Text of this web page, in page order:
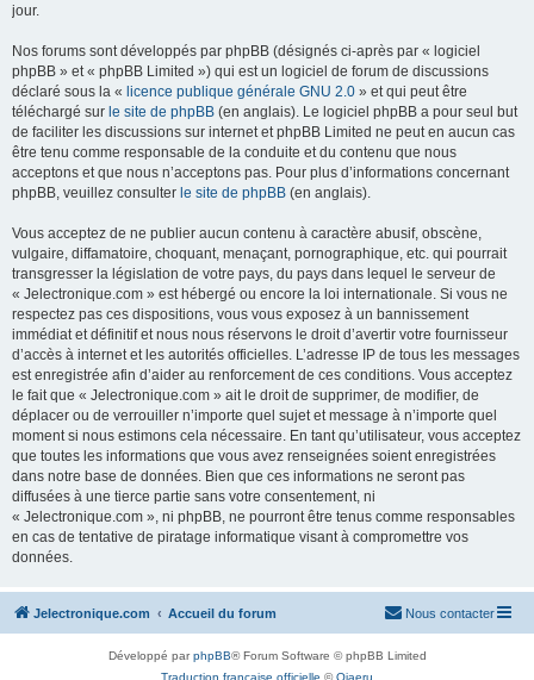
jour.
Nos forums sont développés par phpBB (désignés ci-après par « logiciel
phpBB » et « phpBB Limited ») qui est un logiciel de forum de discussions
déclaré sous la « licence publique générale GNU 2.0 » et qui peut être
téléchargé sur le site de phpBB (en anglais). Le logiciel phpBB a pour seul but
de faciliter les discussions sur internet et phpBB Limited ne peut en aucun cas
être tenu comme responsable de la conduite et du contenu que nous
acceptons et que nous n’acceptons pas. Pour plus d’informations concernant
phpBB, veuillez consulter le site de phpBB (en anglais).
Vous acceptez de ne publier aucun contenu à caractère abusif, obscène,
vulgaire, diffamatoire, choquant, menaçant, pornographique, etc. qui pourrait
transgresser la législation de votre pays, du pays dans lequel le serveur de
« Jelectronique.com » est hébergé ou encore la loi internationale. Si vous ne
respectez pas ces dispositions, vous vous exposez à un bannissement
immédiat et définitif et nous nous réservons le droit d’avertir votre fournisseur
d’accès à internet et les autorités officielles. L’adresse IP de tous les messages
est enregistrée afin d’aider au renforcement de ces conditions. Vous acceptez
le fait que « Jelectronique.com » ait le droit de supprimer, de modifier, de
déplacer ou de verrouiller n’importe quel sujet et message à n’importe quel
moment si nous estimons cela nécessaire. En tant qu’utilisateur, vous acceptez
que toutes les informations que vous avez renseignées soient enregistrées
dans notre base de données. Bien que ces informations ne seront pas
diffusées à une tierce partie sans votre consentement, ni
« Jelectronique.com », ni phpBB, ne pourront être tenus comme responsables
en cas de tentative de piratage informatique visant à compromettre vos
données.
Jelectronique.com Accueil du forum Nous contacter
Développé parphpBB® Forum Software © phpBB Limited
Traduction française officielle ©Qiaeru